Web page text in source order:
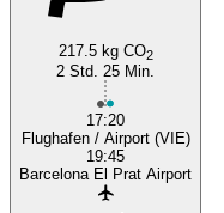
Barcelona
217.5 kg CO2
2 Std. 25 Min.
17:20
Flughafen / Airport (VIE)
19:45
Barcelona El Prat Airport